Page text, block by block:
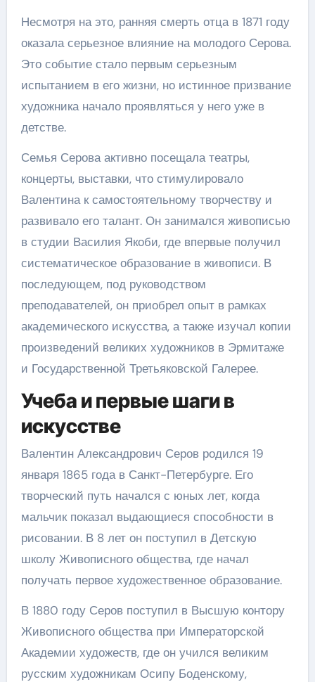
Несмотря на это, ранняя смерть отца в 1871 году
оказала серьезное влияние на молодого Серова.
Это событие стало первым серьезным
испытанием в его жизни, но истинное призвание
художника начало проявляться у него уже в
детстве.
Семья Серова активно посещала театры,
концерты, выставки, что стимулировало
Валентина к самостоятельному творчеству и
развивало его талант. Он занимался живописью
в студии Василия Якоби, где впервые получил
систематическое образование в живописи. В
последующем, под руководством
преподавателей, он приобрел опыт в рамках
академического искусства, а также изучал копии
произведений великих художников в Эрмитаже
и Государственной Третьяковской Галерее.
Учеба и первые шаги в
искусстве
Валентин Александрович Серов родился 19
января 1865 года в Санкт-Петербурге. Его
творческий путь начался с юных лет, когда
мальчик показал выдающиеся способности в
рисовании. В 8 лет он поступил в Детскую
школу Живописного общества, где начал
получать первое художественное образование.
В 1880 году Серов поступил в Высшую контору
Живописного общества при Императорской
Академии художеств, где он учился великим
русским художникам Осипу Боденскому,